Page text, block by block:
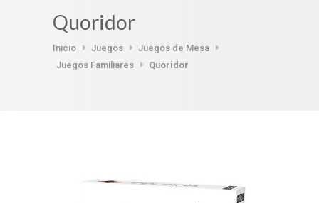
Quoridor
Inicio Juegos
Juegos de Mesa
Juegos Familiares
Quoridor